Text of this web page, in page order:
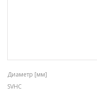
Диаметр [мм]
SVHC